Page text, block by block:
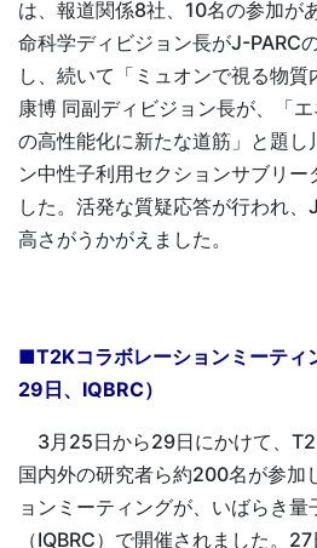
は、報道関係8社、10名の参加が
命科学ディビジョン長がJ-PARC
し、続いて「ミュオンで視る物
康博 同副ディビジョン長が、「
の高性能化に新たな道筋」と題し
ン中性子利用セクションサブリー
した。活発な質疑応答が行われ
高さがうかがえました。
■T2Kコラボレーションミーティ
29日、IQBRC）
3月25日から29日にかけて、
国内外の研究者ら約200名が参加
ョンミーティングが、いばらき
（IQBRC）で開催されました。